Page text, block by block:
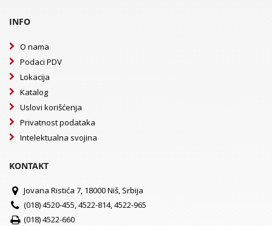
INFO
O nama
Podaci PDV
Lokacija
Katalog
Uslovi korišćenja
Privatnost podataka
Intelektualna svojina
KONTAKT
Jovana Ristića 7, 18000 Niš, Srbija
(018) 4520-455, 4522-814, 4522-965
(018) 4522-660